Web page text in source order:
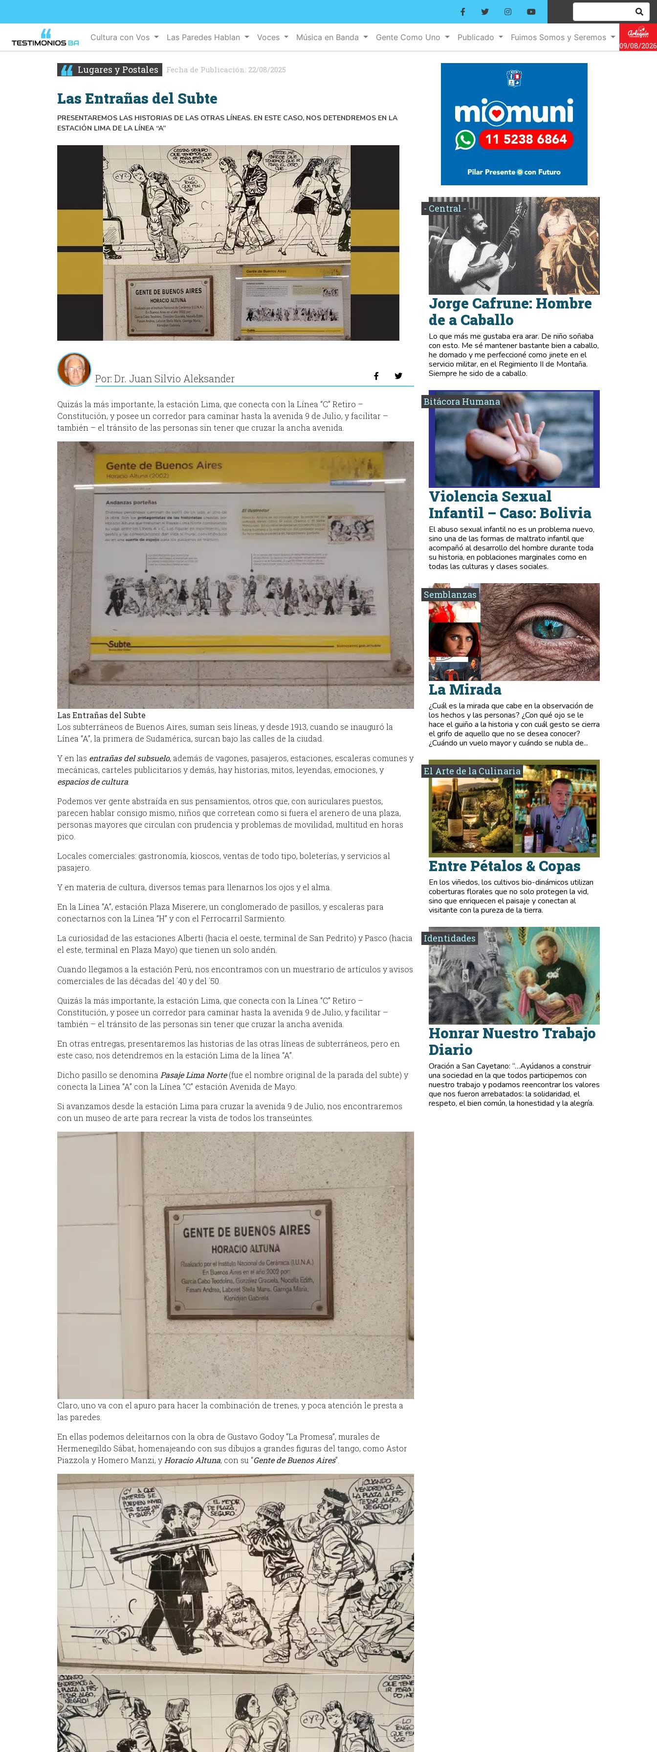
Cultura con Vos Las Paredes Hablan Voces Música en Banda Gente Como Uno Publicado
Fuimos Somos y Seremos
09/08/2026
Lugares y Postales Fecha de Publicación: 22/08/2025
Las Entrañas del Subte
PRESENTAREMOS LAS HISTORIAS DE LAS OTRAS LÍNEAS. EN ESTE CASO, NOS DETENDREMOS EN LA
ESTACIÓN LIMA DE LA LÍNEA “A”
Por: Dr. Juan Silvio Aleksander
Quizás la más importante, la estación Lima, que conecta con la Línea “C” Retiro –
Constitución, y posee un corredor para caminar hasta la avenida 9 de Julio, y facilitar –
también – el tránsito de las personas sin tener que cruzar la ancha avenida.
Las Entrañas del Subte
Los subterráneos de Buenos Aires, suman seis líneas, y desde 1913, cuando se inauguró la
Línea “A”, la primera de Sudamérica, surcan bajo las calles de la ciudad.
Y en las entrañas del subsuelo, además de vagones, pasajeros, estaciones, escaleras comunes y
mecánicas, carteles publicitarios y demás, hay historias, mitos, leyendas, emociones, y
espacios de cultura
Podemos ver gente abstraída en sus pensamientos, otros que, con auriculares puestos,
parecen hablar consigo mismo, niños que corretean como si fuera el arenero de una plaza,
personas mayores que circulan con prudencia y problemas de movilidad, multitud en horas
pico.
Locales comerciales: gastronomía, kioscos, ventas de todo tipo, boleterías, y servicios al
pasajero.
Y en materia de cultura, diversos temas para llenarnos los ojos y el alma.
En la Línea “A”, estación Plaza Miserere, un conglomerado de pasillos, y escaleras para
conectarnos con la Línea “H” y con el Ferrocarril Sarmiento.
La curiosidad de las estaciones Alberti (hacia el oeste, terminal de San Pedrito) y Pasco (hacia
el este, terminal en Plaza Mayo) que tienen un solo andén.
Cuando llegamos a la estación Perú, nos encontramos con un muestrario de artículos y avisos
comerciales de las décadas del ´40 y del ´50.
Quizás la más importante, la estación Lima, que conecta con la Línea “C” Retiro –
Constitución, y posee un corredor para caminar hasta la avenida 9 de Julio, y facilitar –
también – el tránsito de las personas sin tener que cruzar la ancha avenida.
En otras entregas, presentaremos las historias de las otras líneas de subterráneos, pero en
este caso, nos detendremos en la estación Lima de la línea “A”.
Dicho pasillo se denomina Pasaje Lima Norte(fue el nombre original de la parada del subte) y
conecta la Linea “A” con la Línea “C” estación Avenida de Mayo.
Si avanzamos desde la estación Lima para cruzar la avenida 9 de Julio, nos encontraremos
con un museo de arte para recrear la vista de todos los transeúntes.
Claro, uno va con el apuro para hacer la combinación de trenes, y poca atención le presta a
las paredes.
En ellas podemos deleitarnos con la obra de Gustavo Godoy “La Promesa”, murales de
Hermenegildo Sábat, homenajeando con sus dibujos a grandes figuras del tango, como Astor
Piazzola y Homero Manzi, y Horacio Altuna, con su “Gente de Buenos Aires”.
- Central -
Jorge Cafrune: Hombre
de a Caballo
Lo que más me gustaba era arar. De niño soñaba
con esto. Me sé mantener bastante bien a caballo,
he domado y me perfeccioné como jinete en el
servicio militar, en el Regimiento II de Montaña.
Siempre he sido de a caballo.
Bitácora Humana
Violencia Sexual
Infantil – Caso: Bolivia
El abuso sexual infantil no es un problema nuevo,
sino una de las formas de maltrato infantil que
acompañó al desarrollo del hombre durante toda
su historia, en poblaciones marginales como en
todas las culturas y clases sociales.
Semblanzas
La Mirada
¿Cuál es la mirada que cabe en la observación de
los hechos y las personas? ¿Con qué ojo se le
hace el guiño a la historia y con cuál gesto se cierra
el grifo de aquello que no se desea conocer?
¿Cuándo un vuelo mayor y cuándo se nubla de...
El Arte de la Culinaria
Entre Pétalos & Copas
En los viñedos, los cultivos bio-dinámicos utilizan
coberturas florales que no solo protegen la vid,
sino que enriquecen el paisaje y conectan al
visitante con la pureza de la tierra.
Identidades
Honrar Nuestro Trabajo
Diario
Oración a San Cayetano: “…Ayúdanos a construir
una sociedad en la que todos participemos con
nuestro trabajo y podamos reencontrar los valores
que nos fueron arrebatados: la solidaridad, el
respeto, el bien común, la honestidad y la alegría.